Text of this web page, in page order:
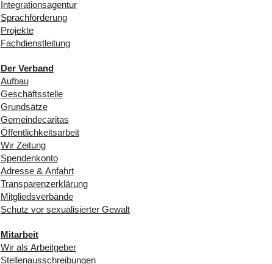
Integrationsagentur
Sprachförderung
Projekte
Fachdienstleitung
Der Verband
Aufbau
Geschäftsstelle
Grundsätze
Gemeindecaritas
Öffentlichkeitsarbeit
Wir Zeitung
Spendenkonto
Adresse & Anfahrt
Transparenzerklärung
Mitgliedsverbände
Schutz vor sexualisierter Gewalt
Mitarbeit
Wir als Arbeitgeber
Stellenausschreibungen